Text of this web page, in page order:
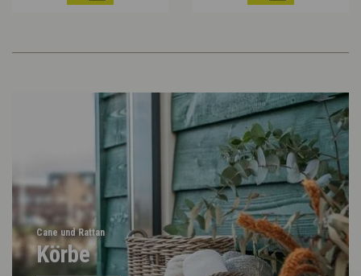
Cane und Rattan
Körbe